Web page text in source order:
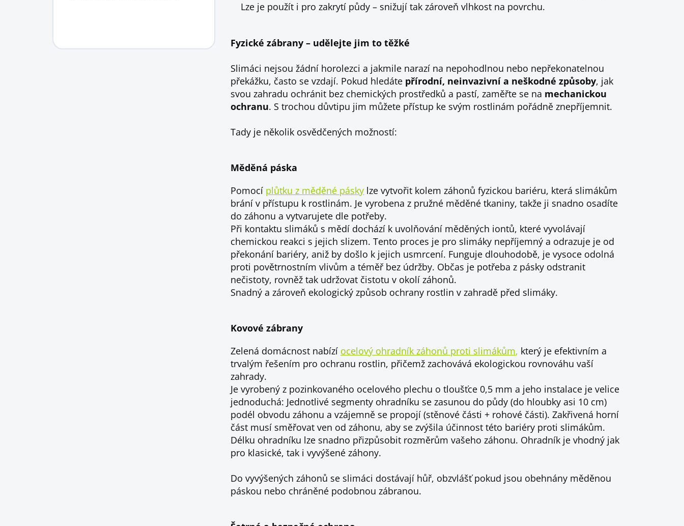
Lze je použít i pro zakrytí půdy – snižují tak zároveň vlhkost na povrchu.
Fyzické zábrany – udělejte jim to těžké
Slimáci nejsou žádní horolezci a jakmile narazí na nepohodlnou nebo nepřekonatelnou
překážku, často se vzdají. Pokud hledáte přírodní, neinvazivní a neškodné způsoby, jak
svou zahradu ochránit bez chemických prostředků a pastí, zaměřte se na mechanickou
ochranu. S trochou důvtipu jim můžete přístup ke svým rostlinám pořádně znepříjemnit.
Tady je několik osvědčených možností:
Měděná páska
Pomocí plůtku z měděné pásky lze vytvořit kolem záhonů fyzickou bariéru, která slimákům
brání v přístupu k rostlinám. Je vyrobena z pružné měděné tkaniny, takže ji snadno osadíte
do záhonu a vytvarujete dle potřeby.
Při kontaktu slimáků s mědí dochází k uvolňování měděných iontů, které vyvolávají
chemickou reakci s jejich slizem. Tento proces je pro slimáky nepříjemný a odrazuje je od
překonání bariéry, aniž by došlo k jejich usmrcení. Funguje dlouhodobě, je vysoce odolná
proti povětrnostním vlivům a téměř bez údržby. Občas je potřeba z pásky odstranit
nečistoty, rovněž tak udržovat čistotu v okolí záhonů.
Snadný a zároveň ekologický způsob ochrany rostlin v zahradě před slimáky.
Kovové zábrany
Zelená domácnost nabízí ocelový ohradník záhonů proti slimákům, který je efektivním a
trvalým řešením pro ochranu rostlin, přičemž zachovává ekologickou rovnováhu vaší
zahrady.
Je vyrobený z pozinkovaného ocelového plechu o tloušťce 0,5 mm a jeho instalace je velice
jednoduchá: Jednotlivé segmenty ohradníku se zasunou do půdy (do hloubky asi 10 cm)
podél obvodu záhonu a vzájemně se propojí (stěnové části + rohové části). Zakřivená horní
část musí směřovat ven od záhonu, aby se zvýšila účinnost této bariéry proti slimákům.
Délku ohradníku lze snadno přizpůsobit rozměrům vašeho záhonu. Ohradník je vhodný jak
pro klasické, tak i vyvýšené záhony.
Do vyvýšených záhonů se slimáci dostávají hůř, obzvlášť pokud jsou obehnány měděnou
páskou nebo chráněné podobnou zábranou.